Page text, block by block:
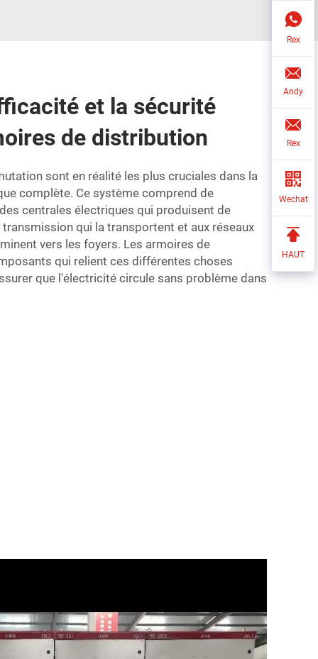
et la sécurité
de distribution
sont en réalité les plus cruciales dans la
complète. Ce système comprend de
centrales électriques qui produisent de
qui la transportent et aux réseaux
vers les foyers. Les armoires de
qui relient ces différentes choses
que l'électricité circule sans problème dans
Rex
Andy
Rex
Wechat
HAUT